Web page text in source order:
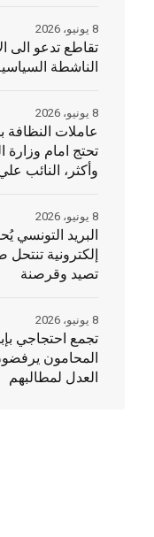
تقاطع تدعو الى
الناشطة
8 يونيو، 2026
عاملات
تحتج امام
وأكثر، النائب
8 يونيو، 2026
البريد التونسي
إلكترونية تنتحل
تصيد وقرصنة
8 يونيو، 2026
تجمع احتجاجي
المحامون
العدل لمطالبهم
8 يونيو، 2026